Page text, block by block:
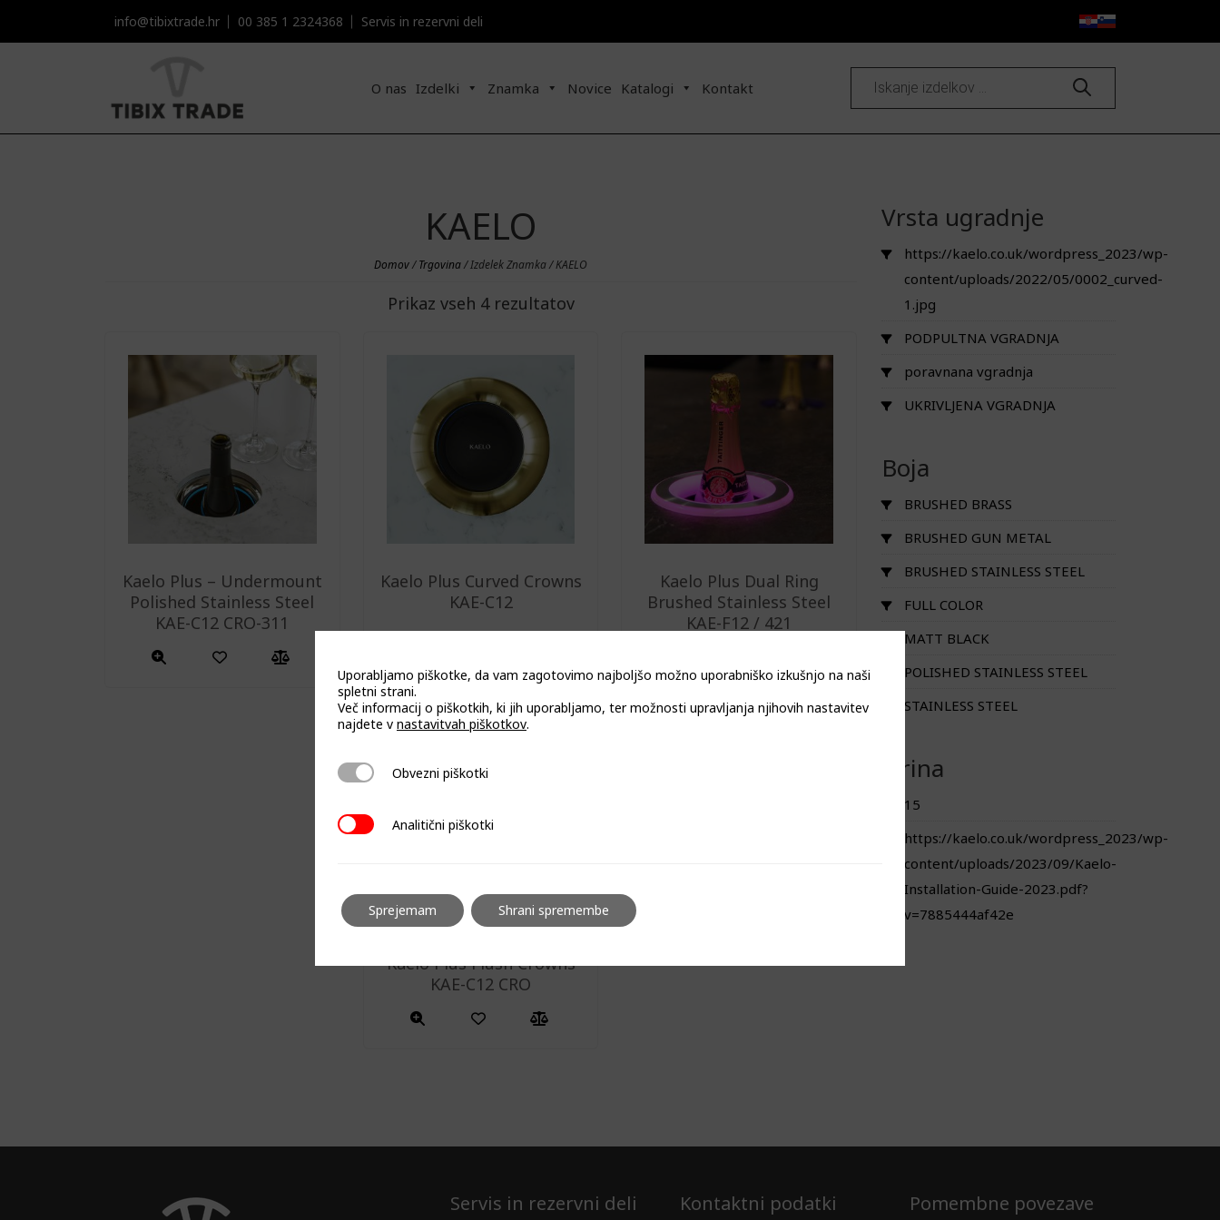
info@tibixtrade.hr 00 385 1 2324368 Servis in rezervni deli
O nas Izdelki Znamka Novice Katalogi Kontakt Products
search
KAELO
Domov/Trgovina/ Izdelek Znamka / KAELO
Prikaz vseh 4 rezultatov
Kaelo Plus – Undermount
Polished Stainless Steel
KAE-C12 CRO-311
Kaelo Plus Curved Crowns
KAE-C12
Kaelo Plus Dual Ring
Brushed Stainless Steel
KAE-F12 / 421
Kaelo Plus Flush Crowns
KAE-C12 CRO
Vrsta ugradnje
https://kaelo.co.uk/wordpress_2023/wp-
content/uploads/2022/05/0002_curved-
1.jpg
PODPULTNA VGRADNJA
poravnana vgradnja
UKRIVLJENA VGRADNJA
Boja
BRUSHED BRASS
BRUSHED GUN METAL
BRUSHED STAINLESS STEEL
FULL COLOR
MATT BLACK
POLISHED STAINLESS STEEL
STAINLESS STEEL
Širina
15
https://kaelo.co.uk/wordpress_2023/wp-
content/uploads/2023/09/Kaelo-
Installation-Guide-2023.pdf?
v=7885444af42e
Servis in rezervni deli Kontaktni podatki Pomembne povezave
Uporabljamo piškotke, da vam zagotovimo najboljšo možno uporabniško izkušnjo na naši
spletni strani.
Več informacij o piškotkih, ki jih uporabljamo, ter možnosti upravljanja njihovih nastavitev
najdete v nastavitvah piškotkov.
Obvezni piškotki
Obvezni piškotki
Analitični piškotki
Analitični piškotki
Sprejemam Shrani spremembe